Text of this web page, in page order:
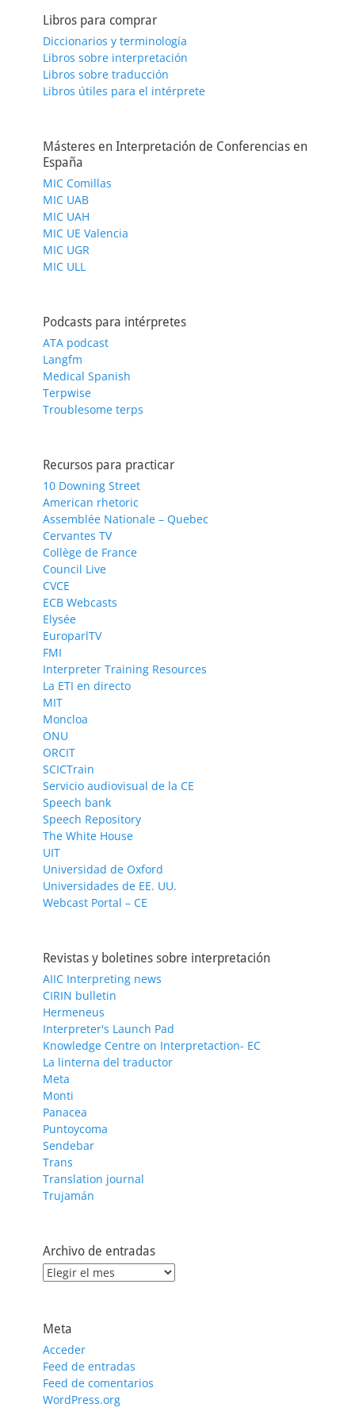
Libros para comprar
Diccionarios y terminología
Libros sobre interpretación
Libros sobre traducción
Libros útiles para el intérprete
Másteres en Interpretación de Conferencias en
España
MIC Comillas
MIC UAB
MIC UAH
MIC UE Valencia
MIC UGR
MIC ULL
Podcasts para intérpretes
ATA podcast
Langfm
Medical Spanish
Terpwise
Troublesome terps
Recursos para practicar
10 Downing Street
American rhetoric
Assemblée Nationale – Quebec
Cervantes TV
Collège de France
Council Live
CVCE
ECB Webcasts
Elysée
EuroparlTV
FMI
Interpreter Training Resources
La ETI en directo
MIT
Moncloa
ONU
ORCIT
SCICTrain
Servicio audiovisual de la CE
Speech bank
Speech Repository
The White House
UIT
Universidad de Oxford
Universidades de EE. UU.
Webcast Portal – CE
Revistas y boletines sobre interpretación
AIIC Interpreting news
CIRIN bulletin
Hermeneus
Interpreter's Launch Pad
Knowledge Centre on Interpretaction- EC
La linterna del traductor
Meta
Monti
Panacea
Puntoycoma
Sendebar
Trans
Translation journal
Trujamán
Archivo de entradas
Archivo
Meta
Acceder
Feed de entradas
Feed de comentarios
WordPress.org